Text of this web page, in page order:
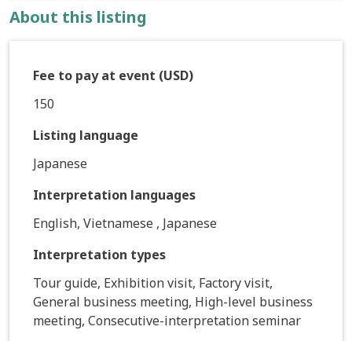
About this listing
Fee to pay at event (USD)
150
Listing language
Japanese
Interpretation languages
English, Vietnamese , Japanese
Interpretation types
Tour guide, Exhibition visit, Factory visit,
General business meeting, High-level business
meeting, Consecutive-interpretation seminar